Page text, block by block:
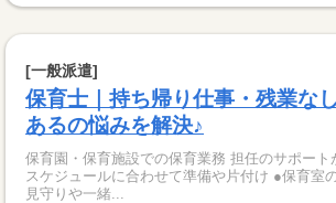
[一般派遣]
保育士｜持ち帰り仕事・残業な
あるの悩みを解決♪
保育園・保育施設での保育業務 担任のサポートがメ
スケジュールに合わせて準備や片付け ●保育室
見守りや一緒...